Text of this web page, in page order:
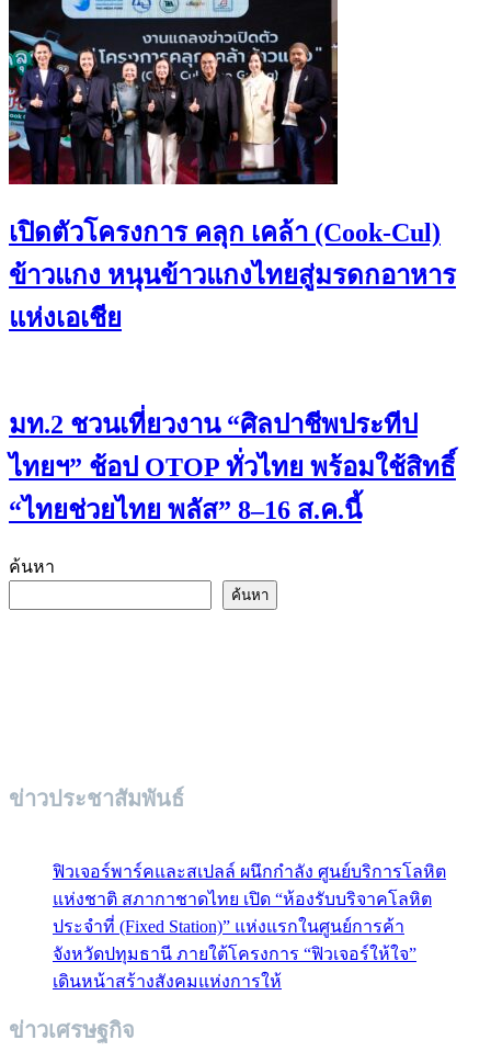
เปิดตัวโครงการ คลุก เคล้า (Cook-Cul)
ข้าวแกง หนุนข้าวแกงไทยสู่มรดกอาหาร
แห่งเอเชีย
มท.2 ชวนเที่ยวงาน “ศิลปาชีพประทีป
ไทยฯ” ช้อป OTOP ทั่วไทย พร้อมใช้สิทธิ์
“ไทยช่วยไทย พลัส” 8–16 ส.ค.นี้
ค้นหา
ค้นหา
ข่าวประชาสัมพันธ์
ฟิวเจอร์พาร์คและสเปลล์ ผนึกกำลัง ศูนย์บริการโลหิต
แห่งชาติ สภากาชาดไทย เปิด “ห้องรับบริจาคโลหิต
ประจำที่ (Fixed Station)” แห่งแรกในศูนย์การค้า
จังหวัดปทุมธานี ภายใต้โครงการ “ฟิวเจอร์ให้ใจ”
เดินหน้าสร้างสังคมแห่งการให้
ข่าวเศรษฐกิจ